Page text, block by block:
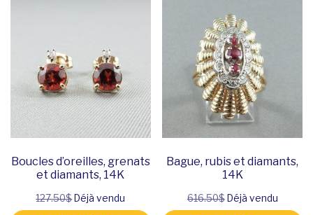
Boucles d’oreilles, grenats
et diamants, 14K
127.50$Déjà vendu
Bague, rubis et diamants,
14K
616.50$Déjà vendu